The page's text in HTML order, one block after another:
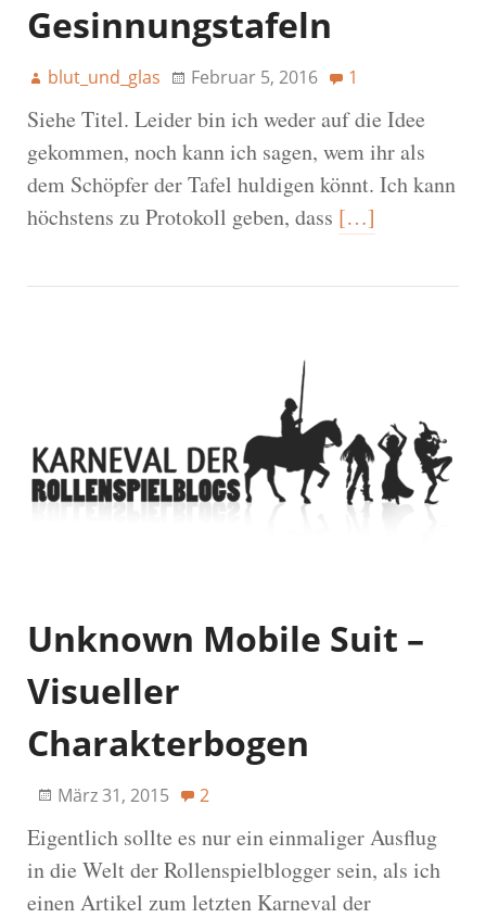
Gesinnungstafeln
blut_und_glas Februar 5, 2016 1
Siehe Titel. Leider bin ich weder auf die Idee
gekommen, noch kann ich sagen, wem ihr als
dem Schöpfer der Tafel huldigen könnt. Ich kann
höchstens zu Protokoll geben, dass […]
Unknown Mobile Suit –
Visueller
Charakterbogen
März 31, 2015 2
Eigentlich sollte es nur ein einmaliger Ausflug
in die Welt der Rollenspielblogger sein, als ich
einen Artikel zum letzten Karneval der